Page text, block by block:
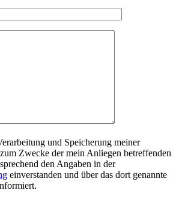
und Speicherung meiner
Zwecke der mein Anliegen betreffenden
den Angaben in der
einverstanden und über das dort genannte